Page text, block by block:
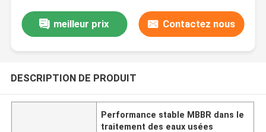
meilleur prix Contactez nous
DESCRIPTION DE PRODUIT
Performance stable MBBR dans le
traitement des eaux usées